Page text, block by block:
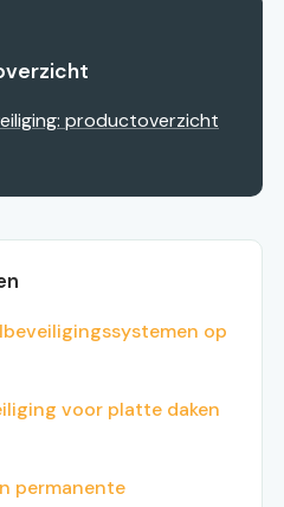
productoverzicht
op
voor platte daken
permanente